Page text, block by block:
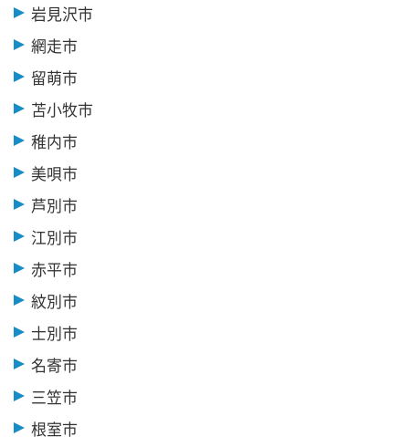
岩見沢市
網走市
留萌市
苫小牧市
稚内市
美唄市
芦別市
江別市
赤平市
紋別市
士別市
名寄市
三笠市
根室市